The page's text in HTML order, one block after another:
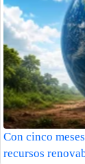
Con cinco
recursos